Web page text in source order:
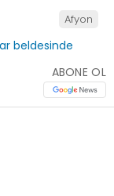
Afyon
ABONE OL